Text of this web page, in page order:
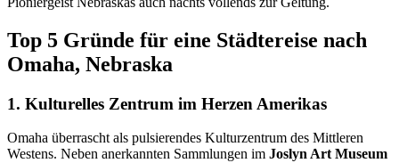
Top 5 Gründe für eine Städtereise nach
Omaha, Nebraska
1. Kulturelles Zentrum im Herzen Amerikas
Omaha überrascht als pulsierendes Kulturzentrum des Mittleren
Westens. Neben anerkannten Sammlungen im Joslyn Art Museum